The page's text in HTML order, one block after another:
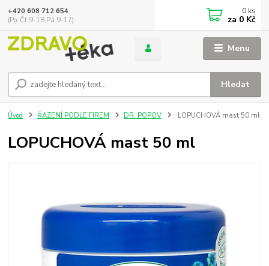
Menu
Hledat
+420 608 712 654
(Po-Čt 9-18,Pá 9-17)
0 ks
za 0 Kč
Úvod ŘAZENÍ PODLE FIREM DR. POPOV LOPUCHOVÁ mast 50 ml
LOPUCHOVÁ mast 50 ml